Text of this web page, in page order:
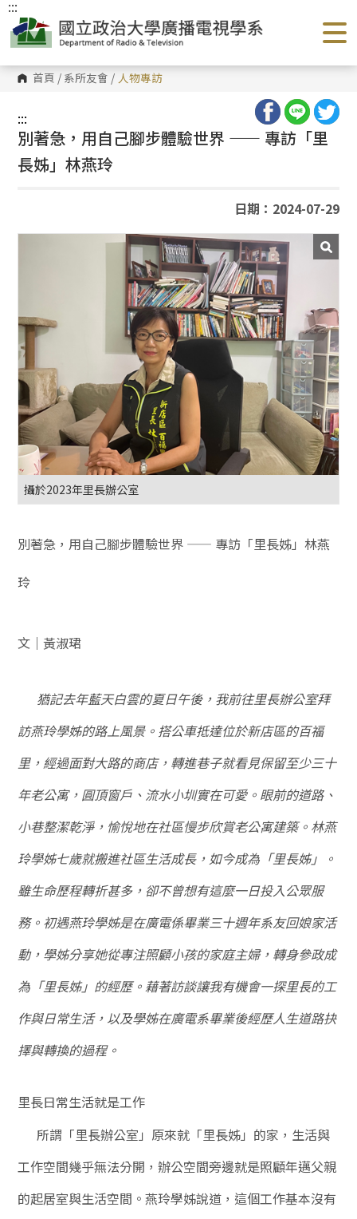
跳
到
主
要
內
容
區 首頁 / 系所友會 / 人物專訪
:::
:::
別著急，用自己腳步體驗世界 —— 專訪「里
長姊」林燕玲
日期：2024-07-29
攝於2023年里長辦公室
別著急，用自己腳步體驗世界 —— 專訪「里長姊」林燕
玲
文｜黃淑珺
猶記去年藍天白雲的夏日午後，我前往里長辦公室拜
訪燕玲學姊的路上風景。搭公車抵達位於新店區的百福
里，經過面對大路的商店，轉進巷子就看見保留至少三十
年老公寓，圓頂窗戶、流水小圳實在可愛。眼前的道路、
小巷整潔乾淨，愉悅地在社區慢步欣賞老公寓建築。林燕
玲學姊七歲就搬進社區生活成長，如今成為「里長姊」。
雖生命歷程轉折甚多，卻不曾想有這麼一日投入公眾服
務。初遇燕玲學姊是在廣電係畢業三十週年系友回娘家活
動，學姊分享她從專注照顧小孩的家庭主婦，轉身參政成
為「里長姊」的經歷。藉著訪談讓我有機會一探里長的工
作與日常生活，以及學姊在廣電系畢業後經歷人生道路抉
擇與轉換的過程。
里長日常生活就是工作
所謂「里長辦公室」原來就「里長姊」的家，生活與
工作空間幾乎無法分開，辦公空間旁邊就是照顧年邁父親
的起居室與生活空間。燕玲學姊說道，這個工作基本沒有